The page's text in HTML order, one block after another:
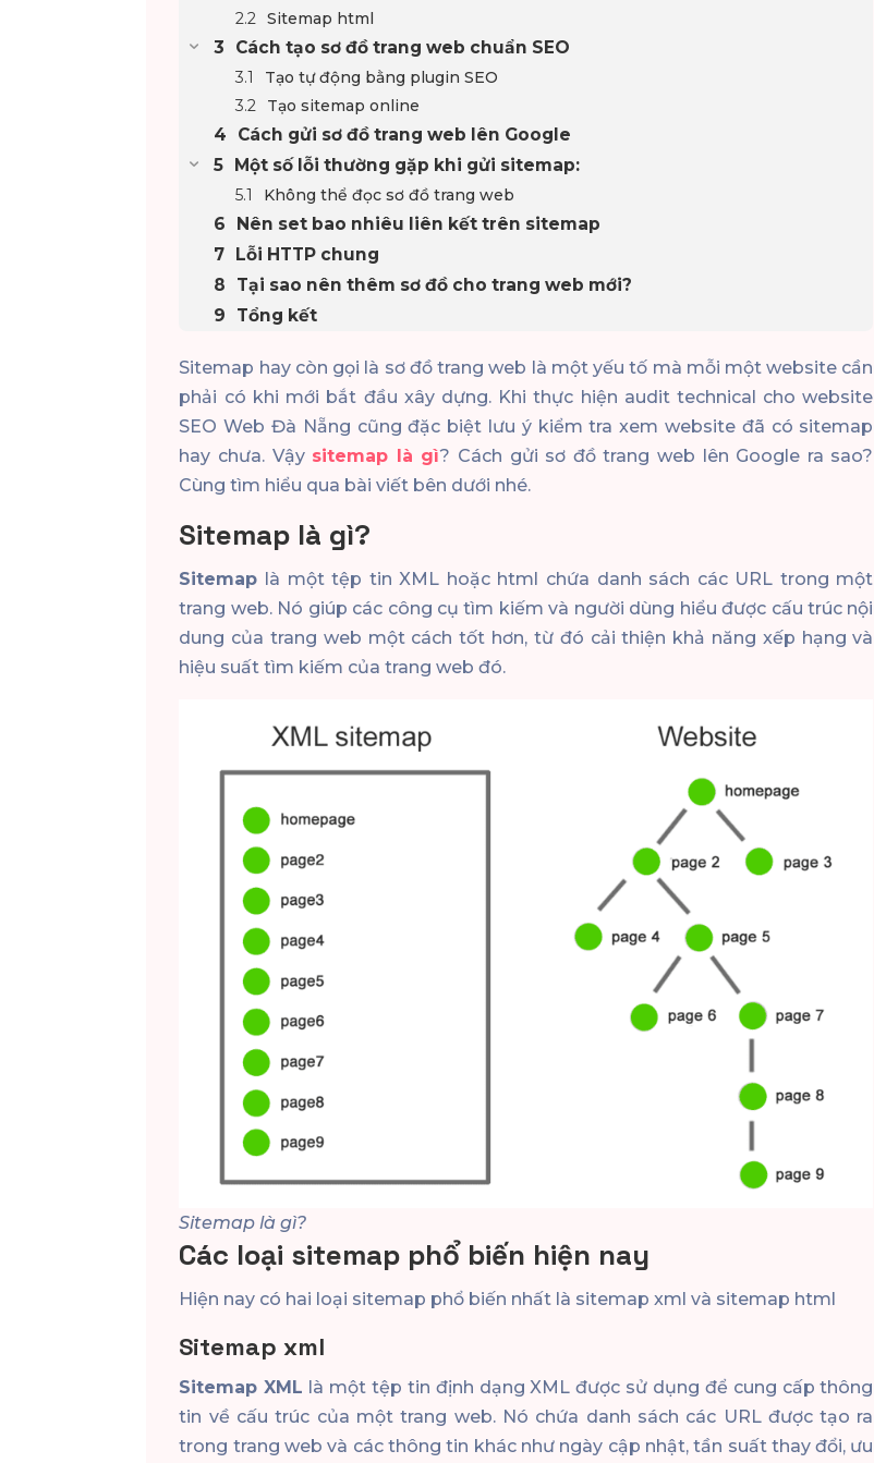
Sitemap html
Cách tạo sơ đồ trang web chuẩn SEO
Tạo tự động bằng plugin SEO
Tạo sitemap online
Cách gửi sơ đồ trang web lên Google
Một số lỗi thường gặp khi gửi sitemap:
Không thể đọc sơ đồ trang web
Nên set bao nhiêu liên kết trên sitemap
Lỗi HTTP chung
Tại sao nên thêm sơ đồ cho trang web mới?
Tổng kết
Sitemap hay còn gọi là sơ đồ trang web là một yếu tố mà mỗi một website cần
phải có khi mới bắt đầu xây dựng. Khi thực hiện audit technical cho website
SEO Web Đà Nẵng cũng đặc biệt lưu ý kiểm tra xem website đã có sitemap
hay chưa. Vậy sitemap là gì? Cách gửi sơ đồ trang web lên Google ra sao?
Cùng tìm hiểu qua bài viết bên dưới nhé.
Sitemap là gì?
Sitemap là một tệp tin XML hoặc html chứa danh sách các URL trong một
trang web. Nó giúp các công cụ tìm kiếm và người dùng hiểu được cấu trúc nội
dung của trang web một cách tốt hơn, từ đó cải thiện khả năng xếp hạng và
hiệu suất tìm kiếm của trang web đó.
Sitemap là gì?
Các loại sitemap phổ biến hiện nay
Hiện nay có hai loại sitemap phổ biến nhất là sitemap xml và sitemap html
Sitemap xml
Sitemap XML là một tệp tin định dạng XML được sử dụng để cung cấp thông
tin về cấu trúc của một trang web. Nó chứa danh sách các URL được tạo ra
trong trang web và các thông tin khác như ngày cập nhật, tần suất thay đổi, ưu